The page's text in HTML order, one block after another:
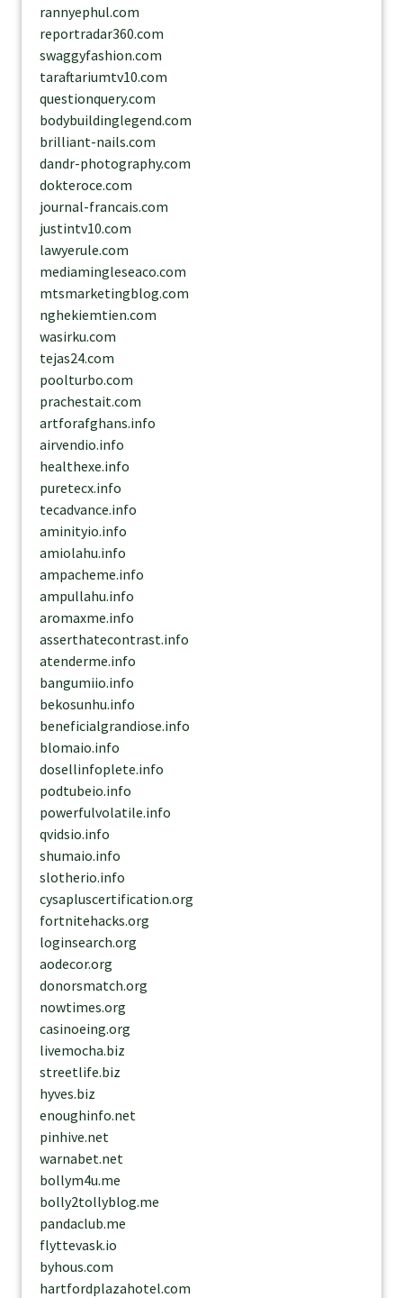
rannyephul.com
reportradar360.com
swaggyfashion.com
taraftariumtv10.com
questionquery.com
bodybuildinglegend.com
brilliant-nails.com
dandr-photography.com
dokteroce.com
journal-francais.com
justintv10.com
lawyerule.com
mediamingleseaco.com
mtsmarketingblog.com
nghekiemtien.com
wasirku.com
tejas24.com
poolturbo.com
prachestait.com
artforafghans.info
airvendio.info
healthexe.info
puretecx.info
tecadvance.info
aminityio.info
amiolahu.info
ampacheme.info
ampullahu.info
aromaxme.info
asserthatecontrast.info
atenderme.info
bangumiio.info
bekosunhu.info
beneficialgrandiose.info
blomaio.info
dosellinfoplete.info
podtubeio.info
powerfulvolatile.info
qvidsio.info
shumaio.info
slotherio.info
cysapluscertification.org
fortnitehacks.org
loginsearch.org
aodecor.org
donorsmatch.org
nowtimes.org
casinoeing.org
livemocha.biz
streetlife.biz
hyves.biz
enoughinfo.net
pinhive.net
warnabet.net
bollym4u.me
bolly2tollyblog.me
pandaclub.me
flyttevask.io
byhous.com
hartfordplazahotel.com